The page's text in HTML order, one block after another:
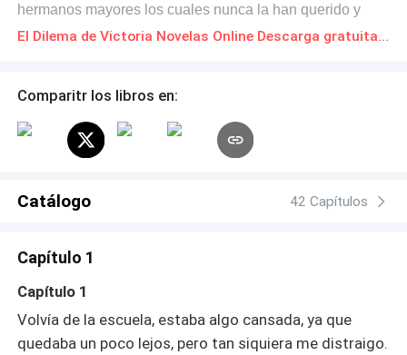
hermanos mayores los cuales nunca la han querido y
mas aun cuando su padre le dejó todo a Victoria por ser
Fabiola, los cuales serán cómplices de Victoria, aunque
vivirán sus aventuras. Aunque todo parezca bastante
común, eso cambiara cuando conozca a Rogelio un
reconocidas, su sueño era ser actor aunque la vida lo
como una hermana. Carlos, un hombre bastante
a empezar de nuevo su vida. No busca algo serio
después de lo sucedido, solo busca pasar el rato y
aunque aparenta una imagen sin sentimientos, pronto
El Dilema de Victoria Novelas Online Descarga gratuita de PDF
Comparitr los libros en:
Catálogo 42 Capítulos
Capítulo 1
Capítulo 1
Volvía de la escuela, estaba algo cansada, ya que
quedaba un poco lejos, pero tan siquiera me distraigo.